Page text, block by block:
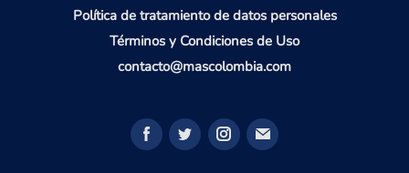
Política de tratamiento de datos personales
Términos y Condiciones de Uso
contacto@mascolombia.com